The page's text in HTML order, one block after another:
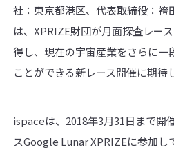
社：東京都港区、代表取締役：袴
は、XPRIZE財団が月面探査レー
得し、現在の宇宙産業をさらに一
ことができる新レース開催に期待
ispaceは、2018年3月31日まで開
スGoogle Lunar XPRIZEに参加